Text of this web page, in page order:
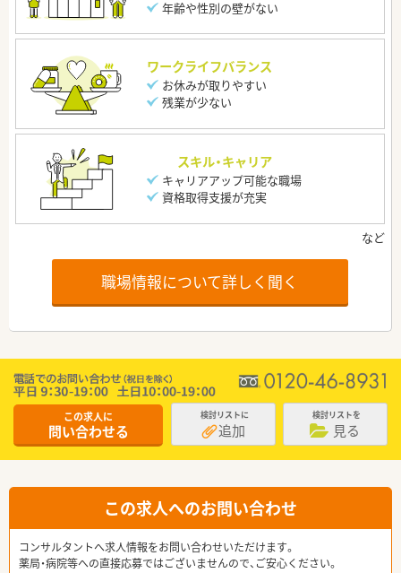
年齢や性別の壁がない
ワークライフバランス
お休みが取りやすい
残業が少ない
スキル・キャリア
キャリアアップ可能な職場
資格取得支援が充実
職場情報について詳しく聞く
この求人に
問い合わせる
検討リストに
追加
検討リストを
見る
この求人へのお問い合わせ
コンサルタントへ求人情報をお問い合わせいただけます。
薬局・病院等への直接応募ではございませんので、ご安心ください。